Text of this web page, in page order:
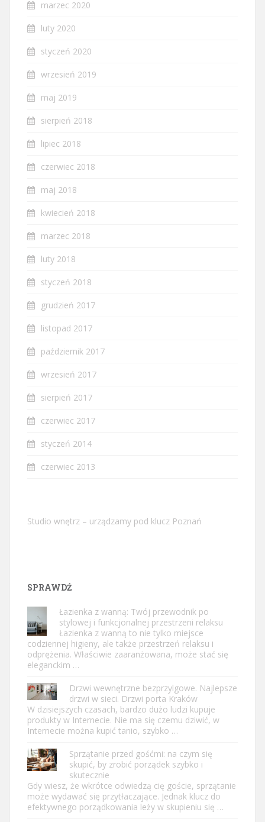
marzec 2020
luty 2020
styczeń 2020
wrzesień 2019
maj 2019
sierpień 2018
lipiec 2018
czerwiec 2018
maj 2018
kwiecień 2018
marzec 2018
luty 2018
styczeń 2018
grudzień 2017
listopad 2017
październik 2017
wrzesień 2017
sierpień 2017
czerwiec 2017
styczeń 2014
czerwiec 2013
Studio wnętrz – urządzamy pod klucz Poznań
SPRAWDŹ
Łazienka z wanną: Twój przewodnik po
stylowej i funkcjonalnej przestrzeni relaksu
Łazienka z wanną to nie tylko miejsce
codziennej higieny, ale także przestrzeń relaksu i
odprężenia. Właściwie zaaranżowana, może stać się
eleganckim …
Drzwi wewnętrzne bezprzylgowe. Najlepsze
drzwi w sieci. Drzwi porta Kraków
W dzisiejszych czasach, bardzo dużo ludzi kupuje
produkty w Internecie. Nie ma się czemu dziwić, w
Internecie można kupić tanio, szybko …
Sprzątanie przed gośćmi: na czym się
skupić, by zrobić porządek szybko i
skutecznie
Gdy wiesz, że wkrótce odwiedzą cię goście, sprzątanie
może wydawać się przytłaczające. Jednak klucz do
efektywnego porządkowania leży w skupieniu się …